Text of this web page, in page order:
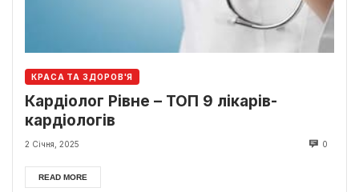
КРАСА ТА ЗДОРОВ'Я
Кардіолог Рівне – ТОП 9 лікарів-
кардіологів
2 Січня, 2025 0
READ MORE